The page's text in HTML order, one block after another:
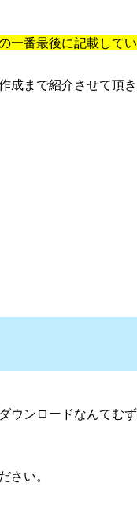
一番最後に記載してい
成まで紹介させて頂き
ウンロードなんてむ
さい。